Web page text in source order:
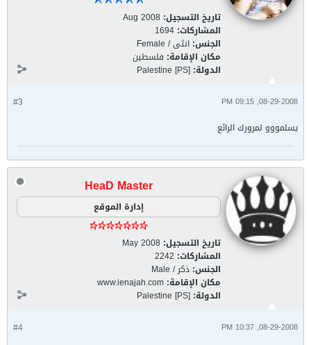
تاريخ التسجيل: Aug 2008
المشاركات: 1694
الجنس: انثى / Female
مكان الإقامة: فلسطين
الدولة: Palestine [PS]
#3 08-29-2008, 09:15 PM
يسلمووو لمرورك الرائع
HeaD Master
إدارة الموقع
تاريخ التسجيل: May 2008
المشاركات: 2242
الجنس: ذكر / Male
مكان الإقامة: www.ienajah.com
الدولة: Palestine [PS]
#4 08-29-2008, 10:37 PM